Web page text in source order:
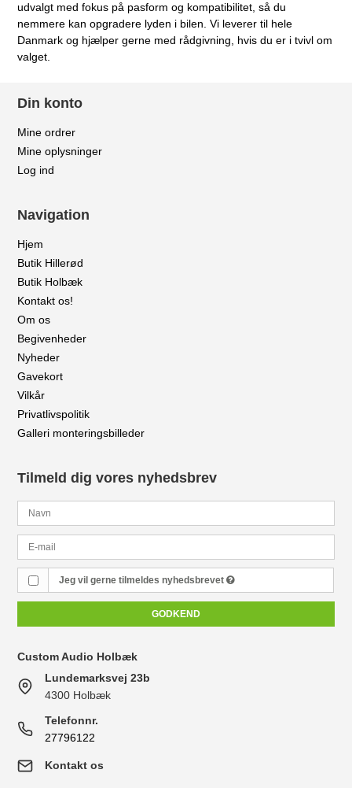
udvalgt med fokus på pasform og kompatibilitet, så du
nemmere kan opgradere lyden i bilen. Vi leverer til hele
Danmark og hjælper gerne med rådgivning, hvis du er i tvivl om
valget.
Din konto
Mine ordrer
Mine oplysninger
Log ind
Navigation
Hjem
Butik Hillerød
Butik Holbæk
Kontakt os!
Om os
Begivenheder
Nyheder
Gavekort
Vilkår
Privatlivspolitik
Galleri monteringsbilleder
Tilmeld dig vores nyhedsbrev
Jeg vil gerne tilmeldes nyhedsbrevet
GODKEND
Custom Audio Holbæk
Lundemarksvej 23b
4300 Holbæk
Telefonnr.
27796122
Kontakt os